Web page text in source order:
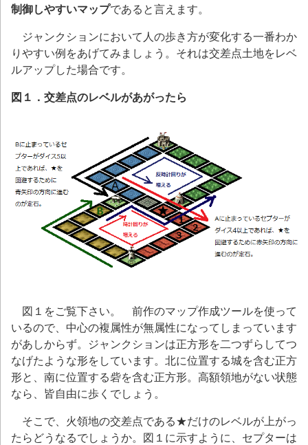
制御しやすいマップであると言えます。
ジャンクションにおいて人の歩き方が変化する一番わか
りやすい例をあげてみましょう。それは交差点土地をレベ
ルアップした場合です。
図１．交差点のレベルがあがったら
図１をご覧下さい。 前作のマップ作成ツールを使って
いるので、中心の複属性が無属性になってしまっています
があしからず。ジャンクションは正方形を二つずらしてつ
なげたような形をしています。北に位置する城を含む正方
形と、南に位置する砦を含む正方形。高額領地がない状態
なら、皆自由に歩くでしょう。
そこで、火領地の交差点である★だけのレベルが上がっ
たらどうなるでしょうか。図１に示すように、セプターは